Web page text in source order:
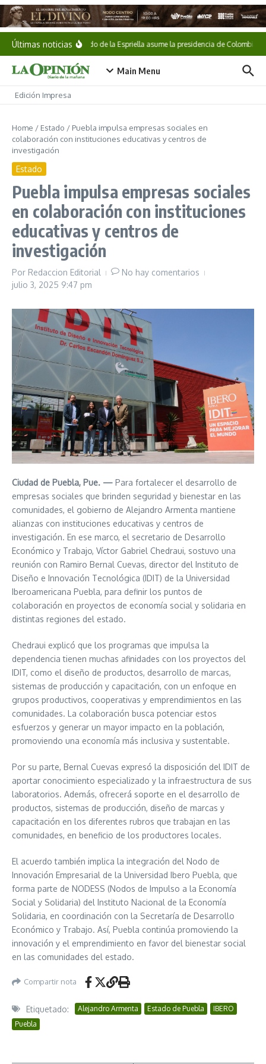
Saltar al contenido
Últimas noticiasAbelardo de la Espriella asume la presidencia de Colombia
Main Menu
Edición Impresa
Home / Estado / Puebla impulsa empresas sociales en
colaboración con instituciones educativas y centros de
investigación
Estado
Puebla impulsa empresas sociales
en colaboración con instituciones
educativas y centros de
investigación
Por Redaccion Editorial
No hay comentarios
julio 3, 2025 9:47 pm
Ciudad de Puebla, Pue. — Para fortalecer el desarrollo de
empresas sociales que brinden seguridad y bienestar en las
comunidades, el gobierno de Alejandro Armenta mantiene
alianzas con instituciones educativas y centros de
investigación. En ese marco, el secretario de Desarrollo
Económico y Trabajo, Víctor Gabriel Chedraui, sostuvo una
reunión con Ramiro Bernal Cuevas, director del Instituto de
Diseño e Innovación Tecnológica (IDIT) de la Universidad
Iberoamericana Puebla, para definir los puntos de
colaboración en proyectos de economía social y solidaria en
distintas regiones del estado.
Chedraui explicó que los programas que impulsa la
dependencia tienen muchas afinidades con los proyectos del
IDIT, como el diseño de productos, desarrollo de marcas,
sistemas de producción y capacitación, con un enfoque en
grupos productivos, cooperativas y emprendimientos en las
comunidades. La colaboración busca potenciar estos
esfuerzos y generar un mayor impacto en la población,
promoviendo una economía más inclusiva y sustentable.
Por su parte, Bernal Cuevas expresó la disposición del IDIT de
aportar conocimiento especializado y la infraestructura de sus
laboratorios. Además, ofrecerá soporte en el desarrollo de
productos, sistemas de producción, diseño de marcas y
capacitación en los diferentes rubros que trabajan en las
comunidades, en beneficio de los productores locales.
El acuerdo también implica la integración del Nodo de
Innovación Empresarial de la Universidad Ibero Puebla, que
forma parte de NODESS (Nodos de Impulso a la Economía
Social y Solidaria) del Instituto Nacional de la Economía
Solidaria, en coordinación con la Secretaría de Desarrollo
Económico y Trabajo. Así, Puebla continúa promoviendo la
innovación y el emprendimiento en favor del bienestar social
en las comunidades del estado.
Compartir nota
Etiquetado: Alejandro Armenta Estado de Puebla
IBERO
Puebla